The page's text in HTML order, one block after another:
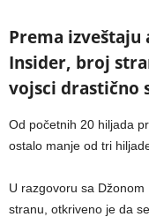
Prema izveštaju
Insider, broj
vojsci drastično
Od početnih 20 hiljada
ostalo manje od tri
U razgovoru sa
stranu, otkriveno je da